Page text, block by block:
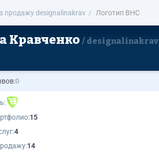
продажу designalinakrav Логотип ВНС
Кравченко designalinakrav
0
15
4
14